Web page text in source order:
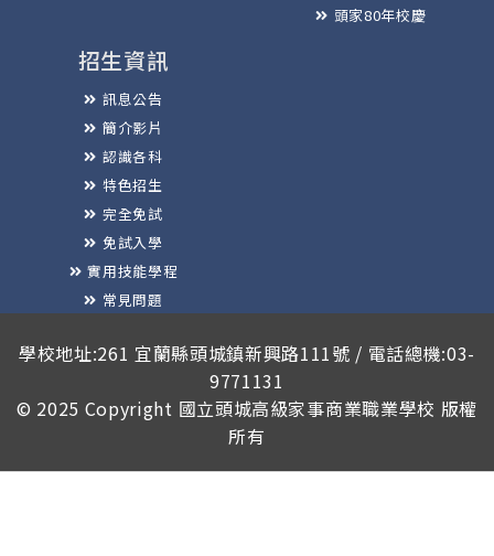
頭家80年校慶
招生資訊
訊息公告
簡介影片
認識各科
特色招生
完全免試
免試入學
實用技能學程
常見問題
學校地址:261 宜蘭縣頭城鎮新興路111號 / 電話總機:03-
9771131
© 2025 Copyright 國立頭城高級家事商業職業學校 版權
所有